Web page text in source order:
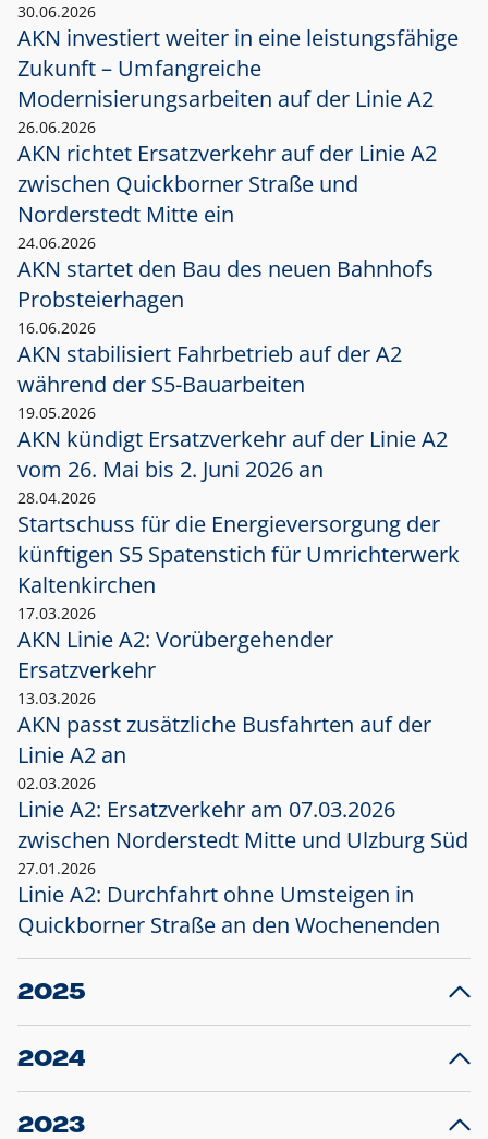
30.06.2026
AKN investiert weiter in eine leistungsfähige
Zukunft – Umfangreiche
Modernisierungsarbeiten auf der Linie A2
26.06.2026
AKN richtet Ersatzverkehr auf der Linie A2
zwischen Quickborner Straße und
Norderstedt Mitte ein
24.06.2026
AKN startet den Bau des neuen Bahnhofs
Probsteierhagen
16.06.2026
AKN stabilisiert Fahrbetrieb auf der A2
während der S5-Bauarbeiten
19.05.2026
AKN kündigt Ersatzverkehr auf der Linie A2
vom 26. Mai bis 2. Juni 2026 an
28.04.2026
Startschuss für die Energieversorgung der
künftigen S5 Spatenstich für Umrichterwerk
Kaltenkirchen
17.03.2026
AKN Linie A2: Vorübergehender
Ersatzverkehr
13.03.2026
AKN passt zusätzliche Busfahrten auf der
Linie A2 an
02.03.2026
Linie A2: Ersatzverkehr am 07.03.2026
zwischen Norderstedt Mitte und Ulzburg Süd
27.01.2026
Linie A2: Durchfahrt ohne Umsteigen in
Quickborner Straße an den Wochenenden
2025
23.12.2025
Projekt S5: Start der Bauarbeiten am
2024
10.12.2024
Großprojekt S5: Sperrung der Bahnstraße in
2023